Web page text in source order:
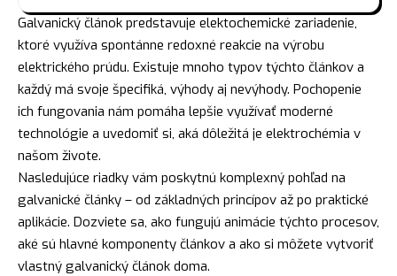
Galvanický článok predstavuje elektochemické zariadenie,
ktoré využíva spontánne redoxné reakcie na výrobu
elektrického prúdu. Existuje mnoho typov týchto článkov a
každý má svoje špecifiká, výhody aj nevýhody. Pochopenie
ich fungovania nám pomáha lepšie využívať moderné
technológie a uvedomiť si, aká dôležitá je elektrochémia v
našom živote.
Nasledujúce riadky vám poskytnú komplexný pohľad na
galvanické články – od základných princípov až po praktické
aplikácie. Dozviete sa, ako fungujú animácie týchto procesov,
aké sú hlavné komponenty článkov a ako si môžete vytvoriť
vlastný galvanický článok doma.